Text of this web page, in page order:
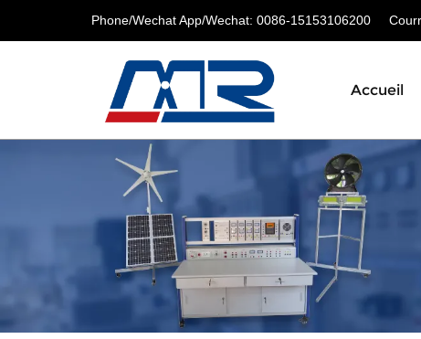
Phone/Wechat App/Wechat: 0086-15153106200
Accueil